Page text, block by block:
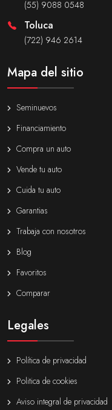
(55) 9088 0548
Toluca
(722) 946 2614
Mapa del sitio
Seminuevos
Financiamiento
Compra un auto
Vende tu auto
Cuida tu auto
Garantias
Trabaja con nosotros
Blog
Favoritos
Comparar
Legales
Política de privacidad
Politica de cookies
Aviso integral de privacidad